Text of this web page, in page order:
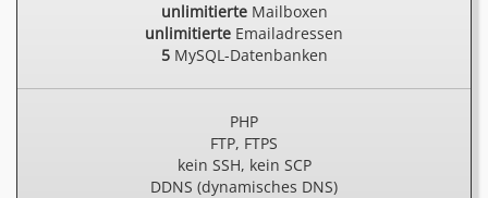
unlimitierteMailboxen
unlimitierte Emailadressen
5MySQL-Datenbanken
PHP
FTP, FTPS
kein SSH, kein SCP
DDNS (dynamisches DNS)